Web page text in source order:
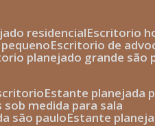
residencial escritorio
escritorio de
planejado grande são
estante planejada
sob medida para sala
são paulo estante